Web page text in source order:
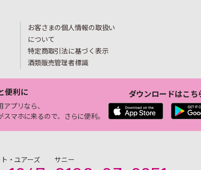
お客さまの個人情報の取扱い
について
特定商取引法に基づく表示
酒類販売管理者標識
便利に
プリなら、
スマホに来るので、さらに便利。
ダウンロードはこち
・ユアーズ
サニー